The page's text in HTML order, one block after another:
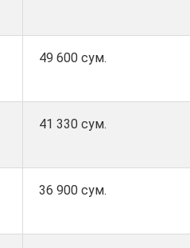
49 600 сум.
41 330 сум.
36 900 сум.